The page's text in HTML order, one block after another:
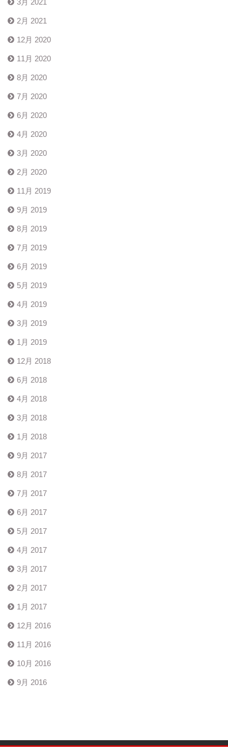
3月 2021
2月 2021
12月 2020
11月 2020
8月 2020
7月 2020
6月 2020
4月 2020
3月 2020
2月 2020
11月 2019
9月 2019
8月 2019
7月 2019
6月 2019
5月 2019
4月 2019
3月 2019
1月 2019
12月 2018
6月 2018
4月 2018
3月 2018
1月 2018
9月 2017
8月 2017
7月 2017
6月 2017
5月 2017
4月 2017
3月 2017
2月 2017
1月 2017
12月 2016
11月 2016
10月 2016
9月 2016